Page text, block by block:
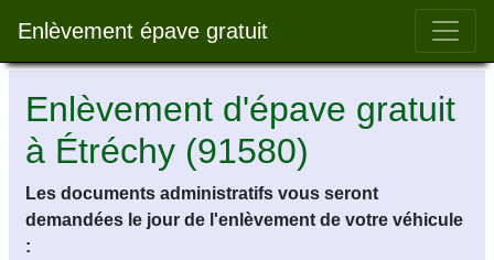
Enlèvement épave gratuit Bar
Enlèvement d'épave gratuit
à Étréchy (91580)
Les documents administratifs vous seront
demandées le jour de l'enlèvement de votre véhicule
: